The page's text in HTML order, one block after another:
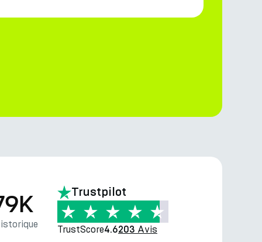
Trustpilot
TrustScore4.6203 Avis